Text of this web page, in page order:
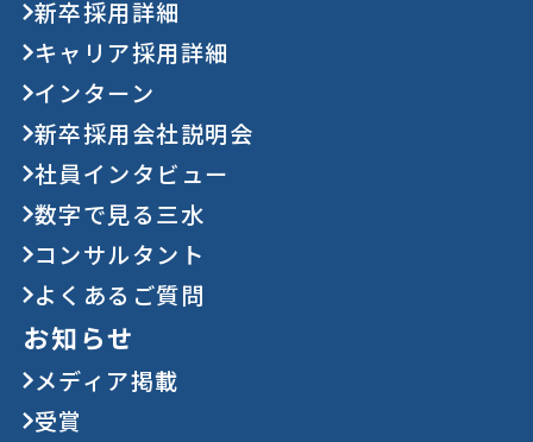
新卒採用詳細
キャリア採用詳細
インターン
新卒採用会社説明会
社員インタビュー
数字で見る三水
コンサルタント
よくあるご質問
お知らせ
メディア掲載
受賞